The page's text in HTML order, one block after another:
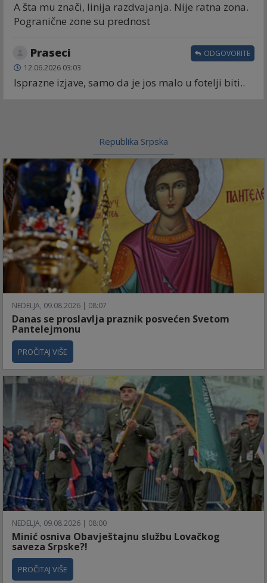
A šta mu znači, linija razdvajanja. Nije ratna zona.
Pogranične zone su prednost
Praseci
12.06.2026 03:03
Isprazne izjave, samo da je jos malo u fotelji biti..
ODGOVORITE
Republika Srpska
NEDELJA, 09.08.2026 | 08:07
Danas se proslavlja praznik posvećen Svetom
Pantelejmonu
PROČITAJ VIŠE
NEDELJA, 09.08.2026 | 08:00
Minić osniva Obavještajnu službu Lovačkog
saveza Srpske?!
PROČITAJ VIŠE